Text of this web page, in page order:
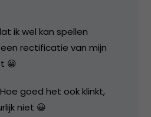
ik wel kan spellen
rectificatie van mijn
😀
goed het ook klinkt,
niet 😀